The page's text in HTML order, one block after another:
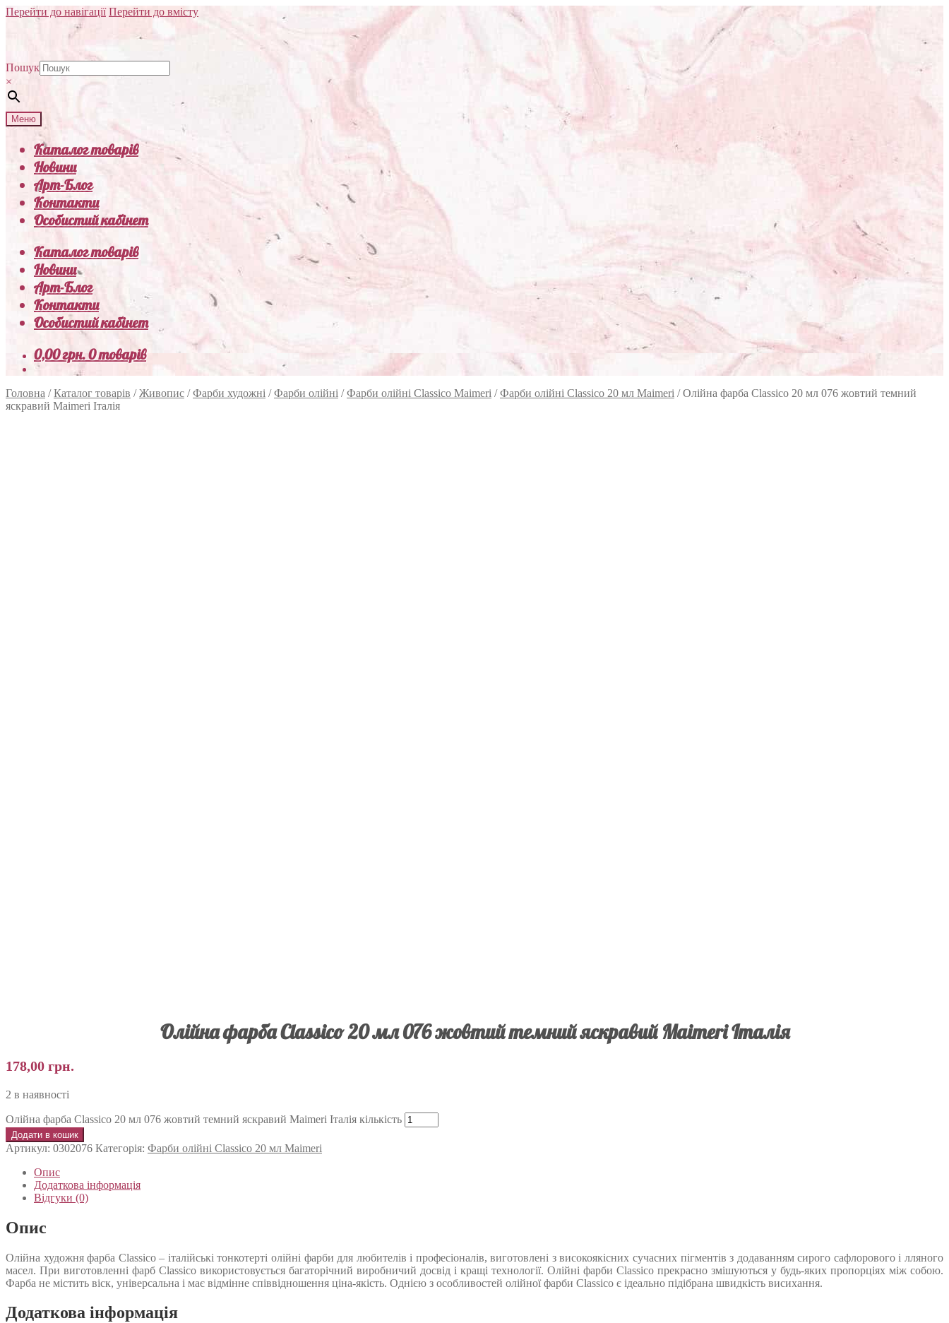
Перейти до навігації Перейти до вмісту
Пошук
×
Меню
Каталог товарів
Новини
Арт-Блог
Контакти
Особистий кабінет
Каталог товарів
Новини
Арт-Блог
Контакти
Особистий кабінет
0,00грн.0 товарів
Головна /Каталог товарів /Живопис /Фарби художні /Фарби олійні /Фарби олійні Classico Maimeri /Фарби олійні Classico 20 мл Maimeri /Олійна фарба Classico 20 мл 076 жовтий темний
яскравий Maimeri Італія
Олійна фарба Classico 20 мл 076 жовтий темний яскравий Maimeri Італія
178,00 грн.
2 в наявності
Олійна фарба Classico 20 мл 076 жовтий темний яскравий Maimeri Італія кількість
Додати в кошик
Артикул: 0302076 Категорія: Фарби олійні Classico 20 мл Maimeri
Опис
Додаткова інформація
Відгуки (0)
Опис
Олійна художня фарба Classico – італійські тонкотерті олійні фарби для любителів і професіоналів, виготовлені з високоякісних сучасних пігментів з додаванням сирого сафлорового і лляного
масел. При виготовленні фарб Classico використовується багаторічний виробничий досвід і кращі технології. Олійні фарби Classico прекрасно змішуються у будь-яких пропорціях між собою.
Фарба не містить віск, універсальна і має відмінне співвідношення ціна-якість. Однією з особливостей олійної фарби Classico є ідеально підібрана швидкість висихання.
Додаткова інформація